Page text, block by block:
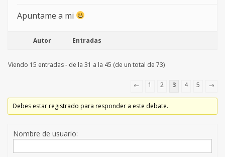
Apuntame a mi
Autor Entradas
Viendo 15 entradas - de la 31 a la 45 (de un total de 73)
← 1 2 3 4 5 →
Debes estar registrado para responder a este debate.
Nombre de usuario: